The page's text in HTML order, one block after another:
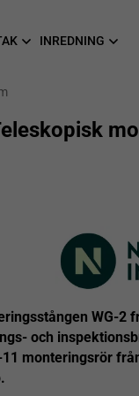
INREDNING
WG-2
och
monteringsrör